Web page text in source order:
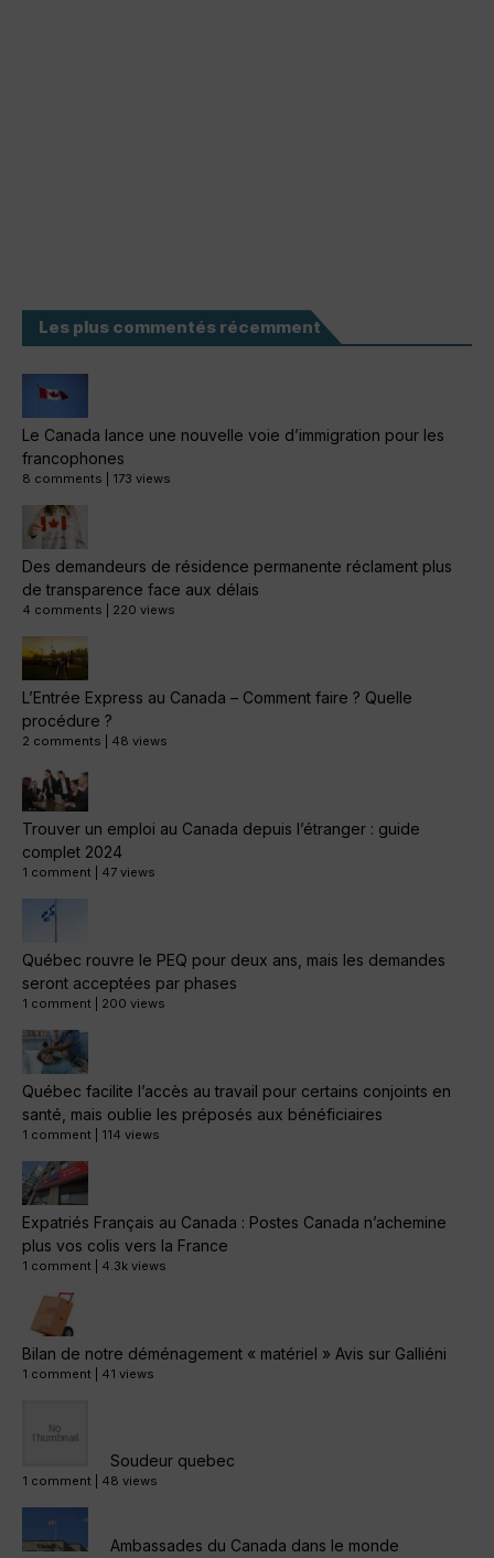
Les plus commentés récemment
Le Canada lance une nouvelle voie d’immigration pour les
francophones
8 comments 173 views
Des demandeurs de résidence permanente réclament plus
de transparence face aux délais
4 comments 220 views
L’Entrée Express au Canada – Comment faire ? Quelle
procédure ?
2 comments 48 views
Trouver un emploi au Canada depuis l’étranger : guide
complet 2024
1 comment 47 views
Québec rouvre le PEQ pour deux ans, mais les demandes
seront acceptées par phases
1 comment 200 views
Québec facilite l’accès au travail pour certains conjoints en
santé, mais oublie les préposés aux bénéficiaires
1 comment 114 views
Expatriés Français au Canada : Postes Canada n’achemine
plus vos colis vers la France
1 comment 4.3k views
Bilan de notre déménagement « matériel » Avis sur Galliéni
1 comment 41 views
Soudeur quebec
1 comment 48 views
Ambassades du Canada dans le monde